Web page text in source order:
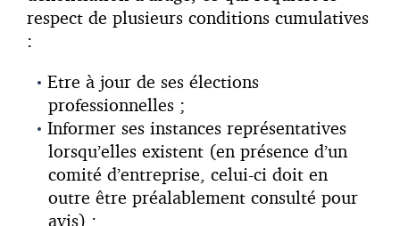
respect de plusieurs conditions cumulatives
:
Etre à jour de ses élections
professionnelles ;
Informer ses instances représentatives
lorsqu’elles existent (en présence d’un
comité d’entreprise, celui-ci doit en
outre être préalablement consulté pour
avis) ;